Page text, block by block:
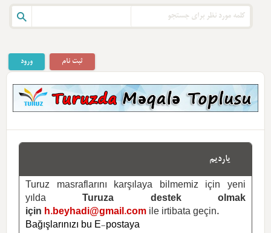
ورود ثبت نام
یاردیم
Turuz masraflarını karşılaya bilmemiz için yeni
yılda
Turuza destek olmak
için h.beyhadi@gmail.com ile irtibata geçin.
Bağışlarınızı bu E-postaya